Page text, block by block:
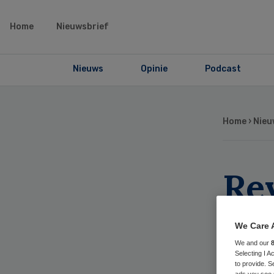
Home Nieuwsbrief
Nieuws Opinie Podcast
Home ›
We Care
We and our
Selecting I
to provide.